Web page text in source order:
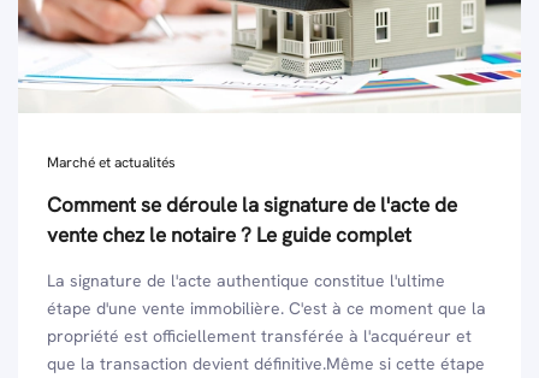
Marché et actualités
Comment se déroule la signature de l'acte de
vente chez le notaire ? Le guide complet
La signature de l'acte authentique constitue l'ultime
étape d'une vente immobilière. C'est à ce moment que la
propriété est officiellement transférée à l'acquéreur et
que la transaction devient définitive.Même si cette étape